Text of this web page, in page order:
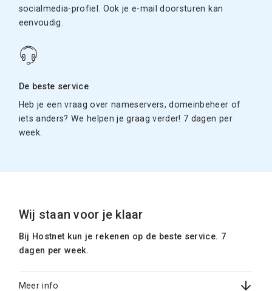
socialmedia-profiel. Ook je e-mail doorsturen kan
eenvoudig.
De beste service
Heb je een vraag over nameservers, domeinbeheer of
iets anders? We helpen je graag verder! 7 dagen per
week.
Wij staan voor je klaar
Bij Hostnet kun je rekenen op de beste service. 7
dagen per week.
Meer info